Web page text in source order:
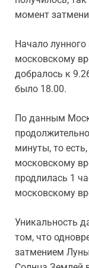
момент
Начало
московскому
добралось к
было 18.00.
По данным
минуты, то
московскому
продлилась 1
московскому
Уникальность
том, что
затмением